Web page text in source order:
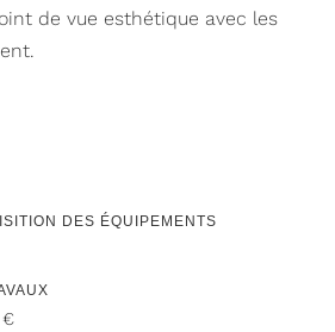
de vue esthétique avec les
DES ÉQUIPEMENTS
€